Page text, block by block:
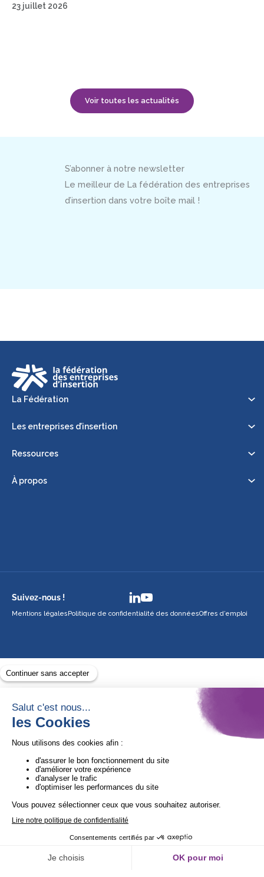
23 juillet 2026
Voir toutes les actualités
S’abonner à notre newsletter
Le meilleur de La fédération des entreprises
d’insertion dans votre boîte mail !
La Fédération
Les entreprises d’insertion
Ressources
À propos
Suivez-nous !
Mentions légalesPolitique de confidentialité des donnéesOffres d’emploi
1ère Organisation de l’ESS certifiée Quali’OP